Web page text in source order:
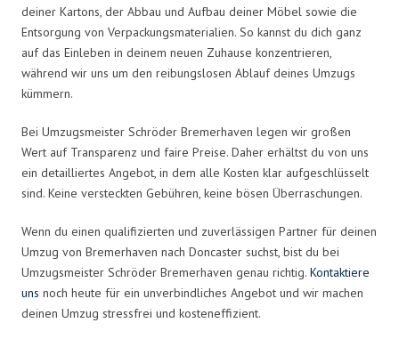
deiner Kartons, der Abbau und Aufbau deiner Möbel sowie die
Entsorgung von Verpackungsmaterialien. So kannst du dich ganz
auf das Einleben in deinem neuen Zuhause konzentrieren,
während wir uns um den reibungslosen Ablauf deines Umzugs
kümmern.
Bei Umzugsmeister Schröder Bremerhaven legen wir großen
Wert auf Transparenz und faire Preise. Daher erhältst du von uns
ein detailliertes Angebot, in dem alle Kosten klar aufgeschlüsselt
sind. Keine versteckten Gebühren, keine bösen Überraschungen.
Wenn du einen qualifizierten und zuverlässigen Partner für deinen
Umzug von Bremerhaven nach Doncaster suchst, bist du bei
Umzugsmeister Schröder Bremerhaven genau richtig. Kontaktiere
uns noch heute für ein unverbindliches Angebot und wir machen
deinen Umzug stressfrei und kosteneffizient.